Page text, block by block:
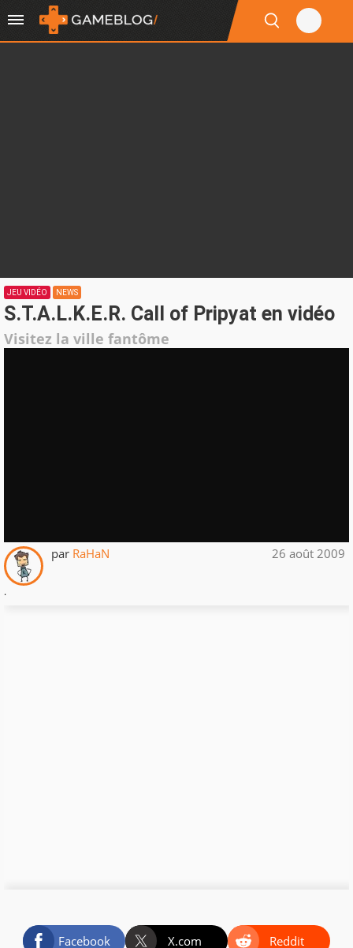
JEU VIDÉO NEWS
S.T.A.L.K.E.R. Call of Pripyat en vidéo
Visitez la ville fantôme
par RaHaN 26 août 2009
.
Facebook X.com
Reddit